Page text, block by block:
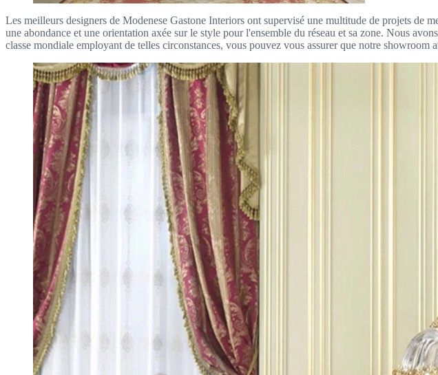
Les meilleurs designers de Modenese Gastone Interiors ont supervisé une multitude de projets de
une abondance et une orientation axée sur le style pour l'ensemble du réseau et sa zone. Nous
classe mondiale employant de telles circonstances, vous pouvez vous assurer que notre